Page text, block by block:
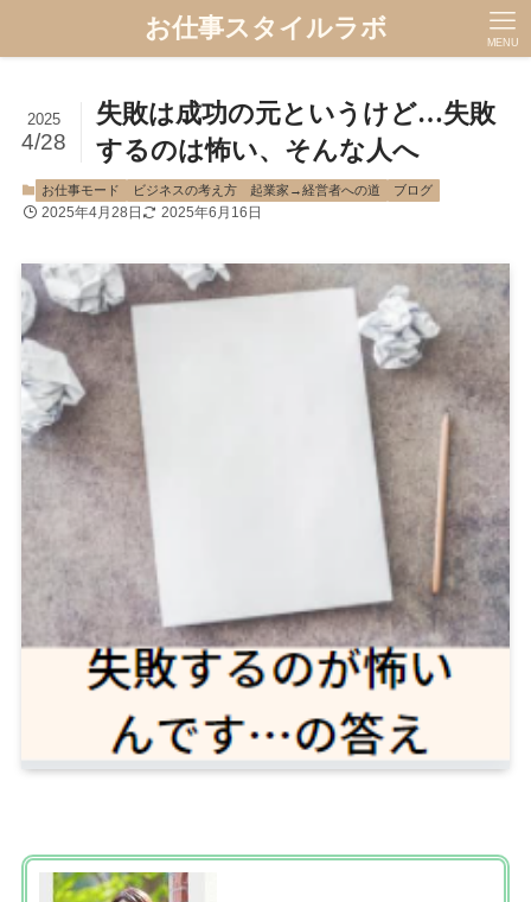
お仕事スタイルラボ MENU
失敗は成功の元というけど…失敗
するのは怖い、そんな人へ
2025
4/28
お仕事モード ビジネスの考え方 起業家→経営者への道 ブログ
2025年4月28日 2025年6月16日